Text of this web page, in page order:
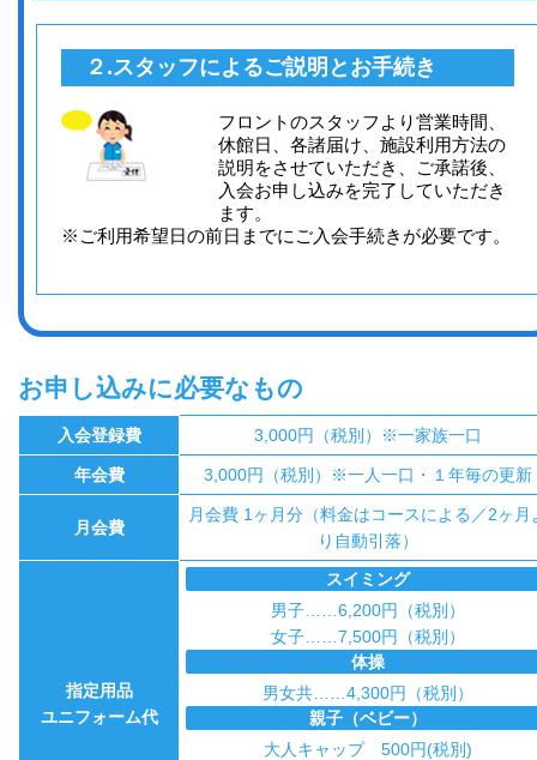
２.スタッフによるご説明とお手続き
フロントのスタッフより営業時間、
休館日、各諸届け、施設利用方法の
説明をさせていただき、ご承諾後、
入会お申し込みを完了していただき
ます。
※ご利用希望日の前日までにご入会手続きが必要です。
お申し込みに必要なもの
入会登録費 3,000円（税別）※一家族一口
年会費 3,000円（税別）※一人一口・１年毎の更新
月会費
月会費 1ヶ月分（料金はコースによる／2ヶ月
り自動引落）
指定用品
ユニフォーム代
スイミング
男子……6,200円（税別）
女子……7,500円（税別）
体操
男女共……4,300円（税別）
親子（ベビー）
大人キャップ 500円(税別)